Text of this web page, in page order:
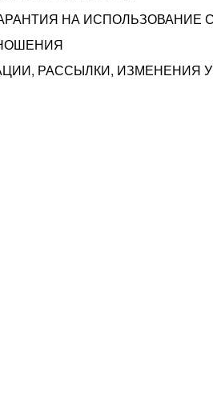
НА ИСПОЛЬЗОВАНИЕ
РАССЫЛКИ, ИЗМЕНЕНИЯ